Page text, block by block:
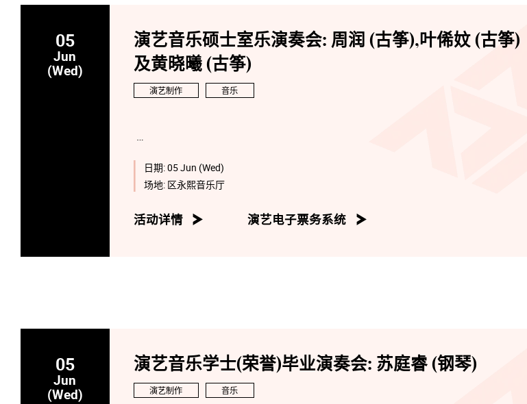
05
Jun
(Wed)
演艺音乐硕士室乐演奏会: 周润 (古筝),叶俙妏 (古筝)
及黄晓曦 (古筝)
演艺制作 音乐
日期:05 Jun (Wed)
场地: 区永熙音乐厅
活动详情 演艺电子票务系统
05
Jun
(Wed)
演艺音乐学士(荣誉)毕业演奏会: 苏庭睿 (钢琴)
演艺制作 音乐